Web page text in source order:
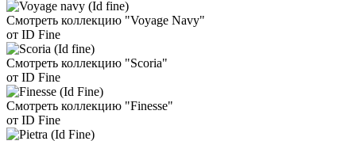
Смотреть коллекцию "Voyage Navy"
от ID Fine
Смотреть коллекцию "Scoria"
от ID Fine
Смотреть коллекцию "Finesse"
от ID Fine